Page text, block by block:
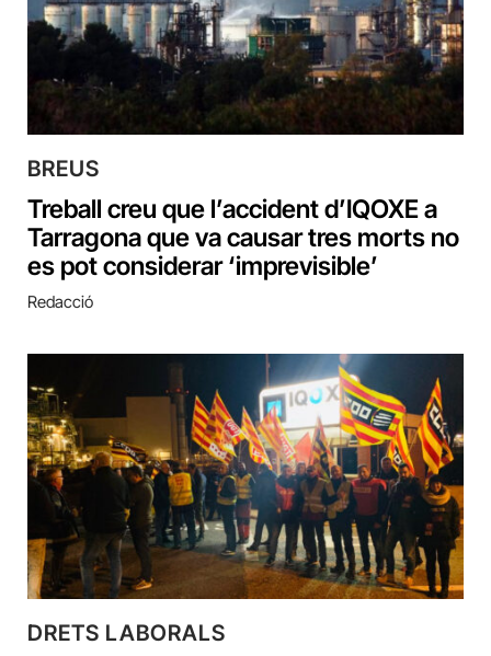
BREUS
Treball creu que l’accident d’IQOXE a
Tarragona que va causar tres morts no
es pot considerar ‘imprevisible’
Redacció
DRETS LABORALS